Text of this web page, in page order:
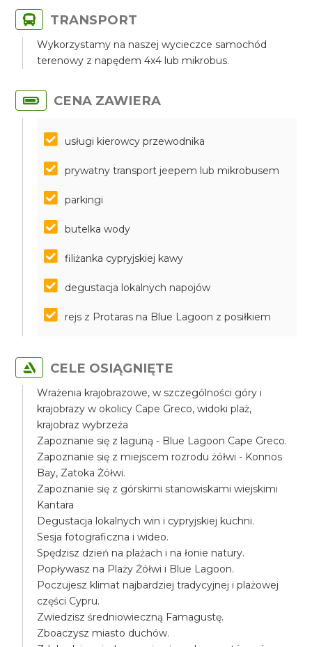
TRANSPORT
Wykorzystamy na naszej wycieczce samochód
terenowy z napędem 4x4 lub mikrobus.
CENA ZAWIERA
usługi kierowcy przewodnika
prywatny transport jeepem lub mikrobusem
parkingi
butelka wody
filiżanka cypryjskiej kawy
degustacja lokalnych napojów
rejs z Protaras na Blue Lagoon z posiłkiem
CELE OSIĄGNIĘTE
Wrażenia krajobrazowe, w szczególności góry i
krajobrazy w okolicy Cape Greco, widoki plaż,
krajobraz wybrzeża
Zapoznanie się z laguną - Blue Lagoon Cape Greco.
Zapoznanie się z miejscem rozrodu żółwi - Konnos
Bay, Zatoka Żółwi.
Zapoznanie się z górskimi stanowiskami wiejskimi
Kantara
Degustacja lokalnych win i cypryjskiej kuchni.
Sesja fotograficzna i wideo.
Spędzisz dzień na plażach i na łonie natury.
Popływasz na Plaży Żółwi i Blue Lagoon.
Poczujesz klimat najbardziej tradycyjnej i plażowej
części Cypru.
Zwiedzisz średniowieczną Famagustę.
Zboaczysz miasto duchów.